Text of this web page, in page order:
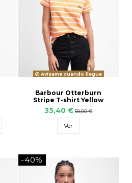
Avísame cuando llegue
Barbour Otterburn
Stripe T-shirt Yellow
35,40 € 59,00 €
Ver
-40%